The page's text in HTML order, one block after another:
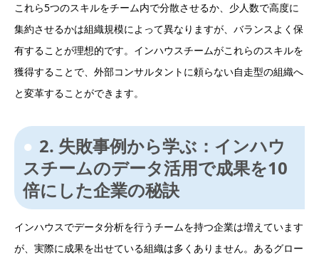
これら5つのスキルをチーム内で分散させるか、少人数で高度に
集約させるかは組織規模によって異なりますが、バランスよく保
有することが理想的です。インハウスチームがこれらのスキルを
獲得することで、外部コンサルタントに頼らない自走型の組織へ
と変革することができます。
2. 失敗事例から学ぶ：インハウ
スチームのデータ活用で成果を10
倍にした企業の秘訣
インハウスでデータ分析を行うチームを持つ企業は増えています
が、実際に成果を出せている組織は多くありません。あるグロー